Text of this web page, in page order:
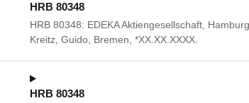
HRB 80348
HRB 80348: EDEKA Aktiengesellschaft,
Kreitz, Guido, Bremen, *XX.XX.XXXX.
HRB 80348